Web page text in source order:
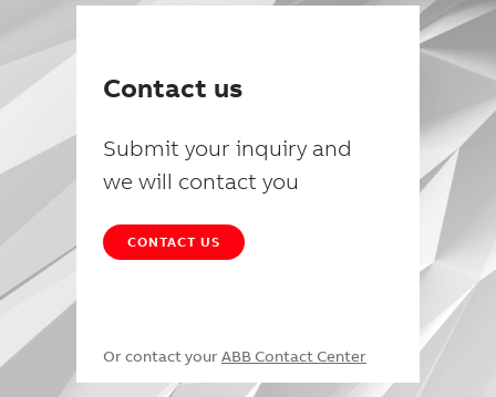
Contact us
Submit your inquiry and
we will contact you
CONTACT US
Or contact your ABB Contact Center